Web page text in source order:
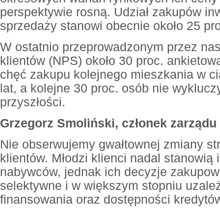
perspektywie rosną. Udział zakupów
sprzedaży stanowi obecnie około 25
W ostatnio przeprowadzonym przez
klientów (NPS) około 30 proc.
chęć zakupu kolejnego mieszkania w
lat, a kolejne 30 proc. osób nie
przyszłości.
Grzegorz Smoliński, członek
Nie obserwujemy gwałtownej zmiany
klientów. Młodzi klienci nadal stanowią
nabywców, jednak ich decyzje
selektywne i w większym stopniu
finansowania oraz dostępności